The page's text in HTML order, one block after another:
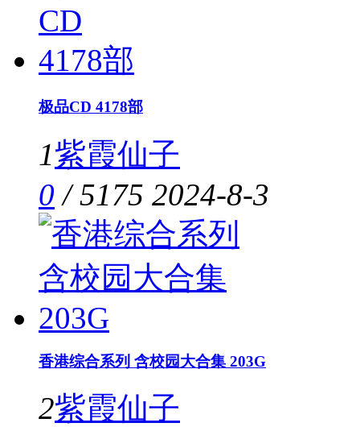
极品CD 4178部
1紫霞仙子
0 /5175 2024-8-3
香港综合系列 含校园大合集 203G
2紫霞仙子